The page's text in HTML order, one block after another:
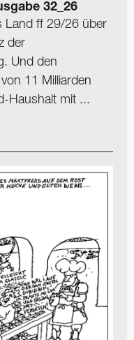
32_26
Land ff 29/26 über
der
Und den
11 Milliarden
Haushalt mit ...